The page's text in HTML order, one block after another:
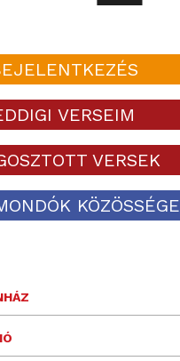
VERSEIM
VERSEK
KÖZÖSSÉGE